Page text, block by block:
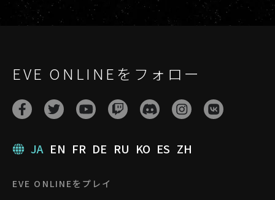
EVE ONLINEをフォロー
JA EN FR DE RU KO ES ZH
EVE ONLINEをプレイ